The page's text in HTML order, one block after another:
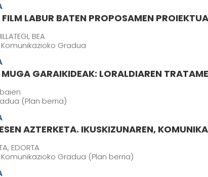
LABUR BATEN PROPOSAMEN PROIEKTUA
BEA
Gradua
MUGA GARAIKIDEAK: LORALDIAREN
(Plan berria)
AZTERKETA. IKUSKIZUNAREN,
EDORTA
Gradua (Plan berria)